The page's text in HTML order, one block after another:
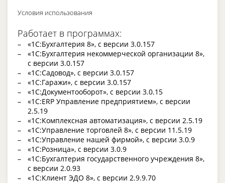
Условия использования
Работает в программах:
«1С:Бухгалтерия 8», с версии 3.0.157
«1С:Бухгалтерия некоммерческой организации 8»,
с версии 3.0.157
«1С:Садовод», с версии 3.0.157
«1С:Гаражи», с версии 3.0.157
«1С:Документооборот», с версии 3.0.15
«1С:ERP Управление предприятием», с версии
2.5.19
«1С:Комплексная автоматизация», с версии 2.5.19
«1С:Управление торговлей 8», с версии 11.5.19
«1С:Управление нашей фирмой», с версии 3.0.9
«1С:Розница», с версии 3.0.9
«1С:Бухгалтерия государственного учреждения 8»,
с версии 2.0.93
«1С:Клиент ЭДО 8», с версии 2.9.9.70